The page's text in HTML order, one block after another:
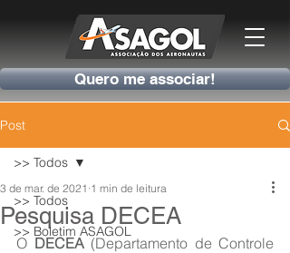
Quero me associar!
Post
>> Todos
>> Boletim ASAGOL
>> Todos
Pesquisa DECEA
3 de mar. de 2021 1 min de leitura
O DECEA (Departamento de Controle